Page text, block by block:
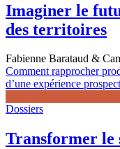
Imaginer le
des territoires
Fabienne Barataud &
Comment rapprocher
d’une expérience
Dossiers
Transformer le